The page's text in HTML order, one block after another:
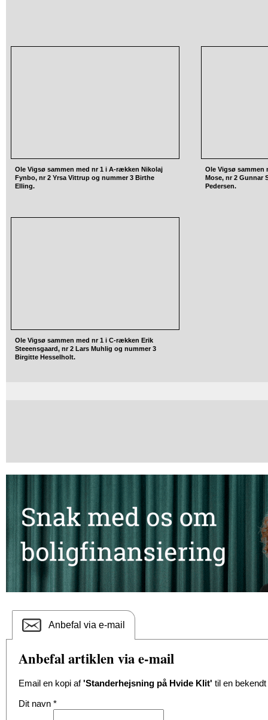
Ole Vigsø sammen med nr 1 i A-rækken Nikolaj
Fynbo, nr 2 Yrsa Vittrup og nummer 3 Birthe
Elling.
Ole Vigsø sammen
Mose, nr 2 Gunnar
Pedersen.
Ole Vigsø sammen med nr 1 i C-rækken Erik
Steeensgaard, nr 2 Lars Muhlig og nummer 3
Birgitte Hesselholt.
Anbefal via e-mail
Anbefal artiklen via e-mail
Email en kopi af'Standerhejsning på Hvide Klit' til en bekendt
Dit navn *